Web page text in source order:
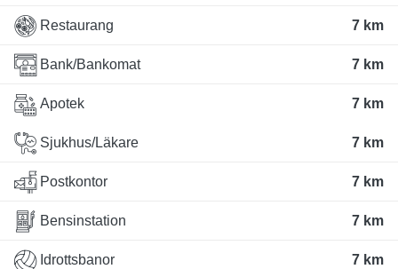
Restaurang 7 km
Bank/Bankomat 7 km
Apotek 7 km
Sjukhus/Läkare 7 km
Postkontor 7 km
Bensinstation 7 km
Idrottsbanor 7 km